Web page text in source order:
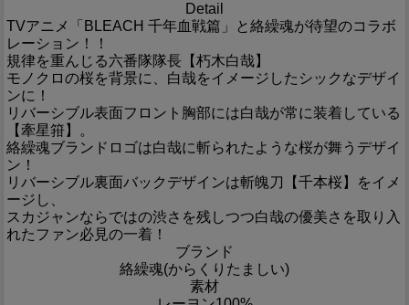
Detail
TVアニメ「BLEACH 千年血戦篇」と絡繰魂が待望のコラボ
レーション！！
規律を重んじる六番隊隊長【朽木白哉】
モノクロの桜を背景に、白哉をイメージしたシックなデザイ
ンに！
リバーシブル表面フロント胸部には白哉が常に装着している
【牽星箝】。
絡繰魂ブランドロゴは白哉に斬られたような桜が舞うデザイ
ン！
リバーシブル裏面バックデザインは斬魄刀【千本桜】をイメ
ージし、
スカジャンならではの渋さを残しつつ白哉の優美さを取り入
れたファン必見の一着！
ブランド
絡繰魂(からくりたましい)
素材